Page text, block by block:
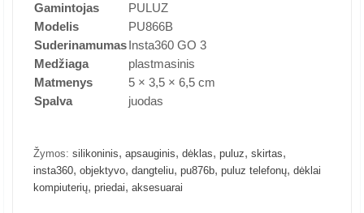
Gamintojas
PULUZ
Modelis
PU866B
SuderinamumasInsta360 GO 3
Medžiaga
plastmasinis
Matmenys
5 × 3,5 × 6,5 cm
Spalva
juodas
Žymos: silikoninis, apsauginis, dėklas, puluz, skirtas,
insta360, objektyvo, dangteliu, pu876b, puluz telefonų, dėklai
kompiuterių, priedai, aksesuarai